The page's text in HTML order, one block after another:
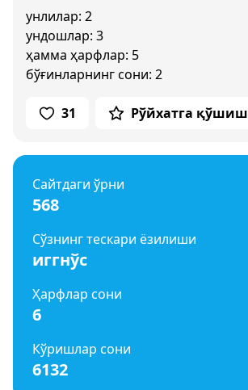
унлилар: 2
ундошлар: 3
ҳамма ҳарфлар: 5
бўғинларнинг сони: 2
31 Рўйхатга қўшиш
Сайтдаги ўрни
568
Сўзнинг тескари ёзилиши
иггнўс
Ҳарфлар сони
6
Кўришлар сони
6132